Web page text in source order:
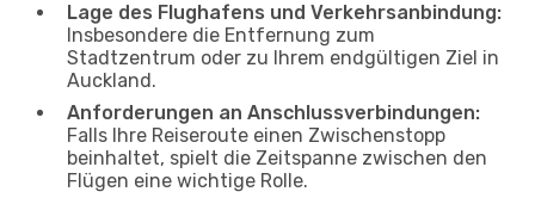
Lage des Flughafens und Verkehrsanbindung:
Insbesondere die Entfernung zum
Stadtzentrum oder zu Ihrem endgültigen Ziel in
Auckland.
Anforderungen an Anschlussverbindungen:
Falls Ihre Reiseroute einen Zwischenstopp
beinhaltet, spielt die Zeitspanne zwischen den
Flügen eine wichtige Rolle.